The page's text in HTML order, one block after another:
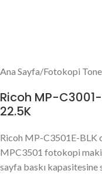
Ana Sayfa/Fotokopi
Ricoh MP-
22.5K
Ricoh MP-C3501E-BLK
MPC3501 fotokopi
sayfa baskı kapasitesine